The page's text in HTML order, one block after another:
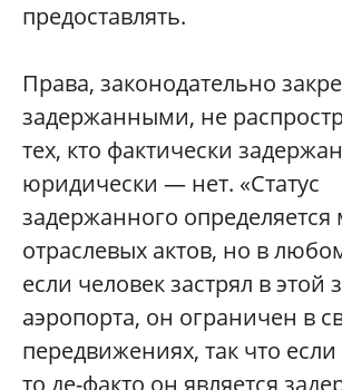
предоставлять.
Права, законодательно
задержанными, не
тех, кто фактически
юридически — нет. «Статус
задержанного
отраслевых актов, но в
если человек застрял в этой
аэропорта, он ограничен в
передвижениях, так что